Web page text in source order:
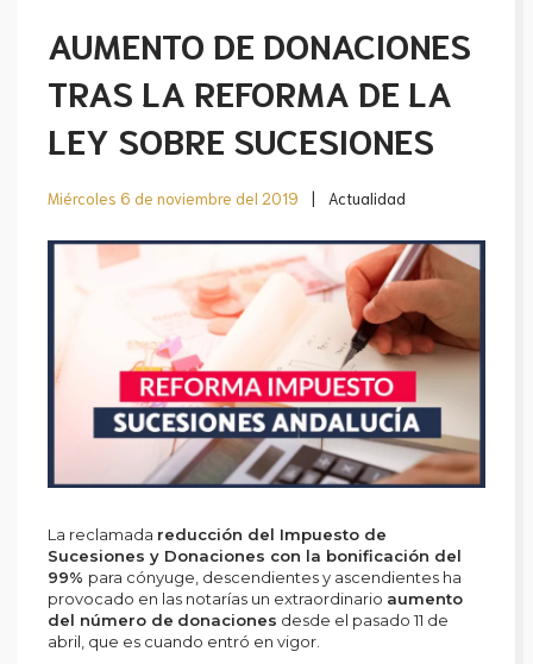
AUMENTO DE DONACIONES
TRAS LA REFORMA DE LA
LEY SOBRE SUCESIONES
Miércoles 6 de noviembre del 2019 | Actualidad
La reclamada reducción del Impuesto de
Sucesiones y Donaciones con la bonificación del
99% para cónyuge, descendientes y ascendientes ha
provocado en las notarías un extraordinario aumento
del número de donaciones desde el pasado 11 de
abril, que es cuando entró en vigor.